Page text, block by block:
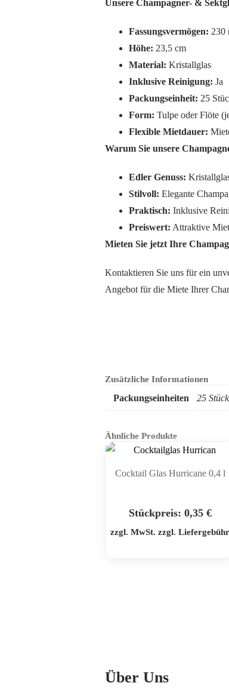
Unsere Champagner- &
Fassungsvermögen: 230
Höhe: 23,5 cm
Material: Kristallglas
Inklusive Reinigung: Ja
Packungseinheit: 25
Form: Tulpe oder Flöte
Flexible Mietdauer:
Warum Sie unsere
Edler Genuss:
Stilvoll: Elegante
Praktisch: Inklusive
Preiswert: Attraktive
Mieten Sie jetzt Ihre
Kontaktieren Sie uns für ein
Angebot für die Miete Ihrer
Zusätzliche Informationen
Packungseinheiten 25 Stück
Ähnliche Produkte
Cocktail Glas Hurricane 0,4 l
Stückpreis: 0,35 €
zzgl. MwSt. zzgl. Liefergebühr
Über Uns